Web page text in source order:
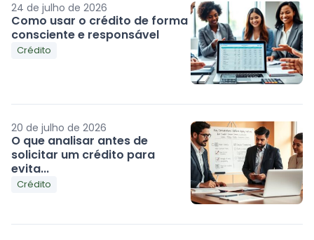
24 de julho de 2026
Como usar o crédito de forma
consciente e responsável
Crédito
20 de julho de 2026
O que analisar antes de
solicitar um crédito para
evita...
Crédito